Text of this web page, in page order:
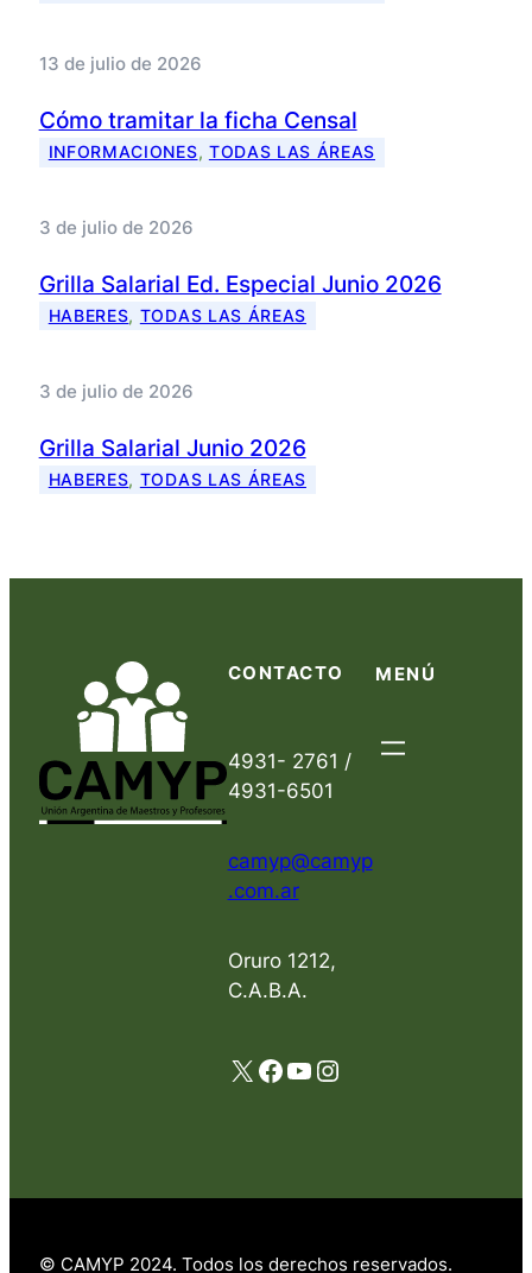
13 de julio de 2026
Cómo tramitar la ficha Censal
INFORMACIONES, TODAS LAS ÁREAS
3 de julio de 2026
Grilla Salarial Ed. Especial Junio 2026
HABERES, TODAS LAS ÁREAS
3 de julio de 2026
Grilla Salarial Junio 2026
HABERES, TODAS LAS ÁREAS
CONTACTO
4931- 2761 /
4931-6501
camyp@camyp
.com.ar
Oruro 1212,
C.A.B.A.
X Facebook YouTube Instagram
MENÚ
© CAMYP 2024. Todos los derechos reservados.